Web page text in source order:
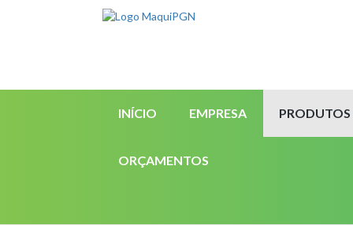
INÍCIO EMPRESA PRODUTOS
ORÇAMENTOS